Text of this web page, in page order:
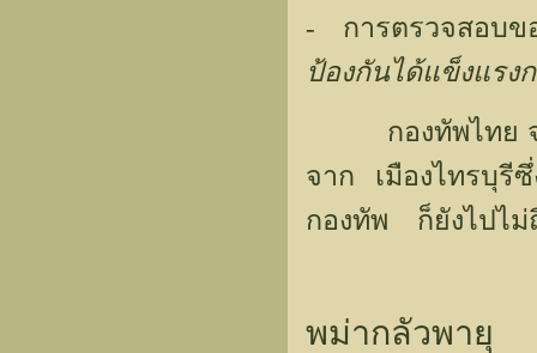
- การตรวจสอบ
ป้องกันได้แข็งแรง
กองทัพไทย จา
จาก เมืองไทรบุ
กองทัพ ก็ยังไปไ
พม่ากลัวพายุ